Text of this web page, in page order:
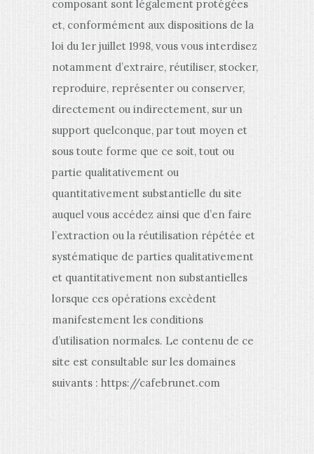
composant sont légalement protégées
et, conformément aux dispositions de la
loi du 1er juillet 1998, vous vous interdisez
notamment d’extraire, réutiliser, stocker,
reproduire, représenter ou conserver,
directement ou indirectement, sur un
support quelconque, par tout moyen et
sous toute forme que ce soit, tout ou
partie qualitativement ou
quantitativement substantielle du site
auquel vous accédez ainsi que d’en faire
l’extraction ou la réutilisation répétée et
systématique de parties qualitativement
et quantitativement non substantielles
lorsque ces opérations excèdent
manifestement les conditions
d’utilisation normales. Le contenu de ce
site est consultable sur les domaines
suivants : https://cafebrunet.com